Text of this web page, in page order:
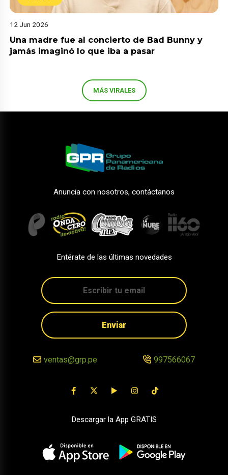
12 Jun 2026
Una madre fue al concierto de Bad Bunny y
jamás imaginó lo que iba a pasar
MÁS VIRALES
Anuncia con nosotros, contáctanos
Entérate de las últimas novedades
Enviar
ventas@grp.pe 997566067
Descargar la App GRATIS